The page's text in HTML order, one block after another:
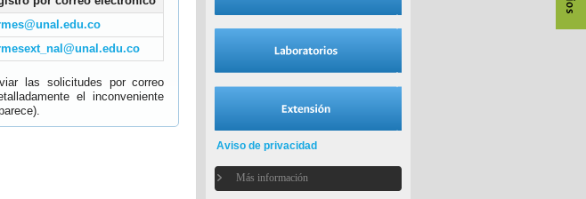
las solicitudes por correo
el inconveniente
Aviso de privacidad
Más información